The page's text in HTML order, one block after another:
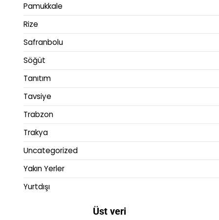
Pamukkale
Rize
Safranbolu
Söğüt
Tanıtım
Tavsiye
Trabzon
Trakya
Uncategorized
Yakın Yerler
Yurtdışı
Üst veri